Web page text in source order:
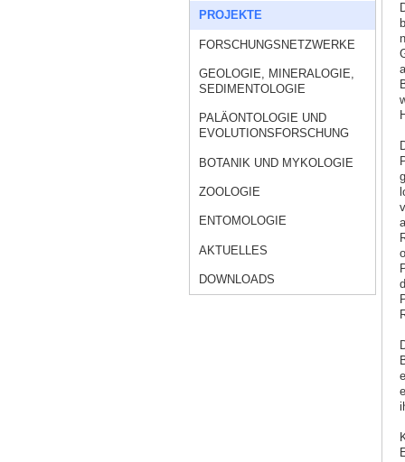
PROJEKTE
FORSCHUNGSNETZWERKE
GEOLOGIE, MINERALOGIE,
SEDIMENTOLOGIE
PALÄONTOLOGIE UND
EVOLUTIONSFORSCHUNG
BOTANIK UND MYKOLOGIE
ZOOLOGIE
ENTOMOLOGIE
AKTUELLES
DOWNLOADS